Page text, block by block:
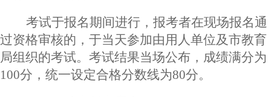
考试于报名期间进行，报考者在现场报名通
过资格审核的，于当天参加由用人单位及市教育
局组织的考试。考试结果当场公布，成绩满分为
100分，统一设定合格分数线为80分。